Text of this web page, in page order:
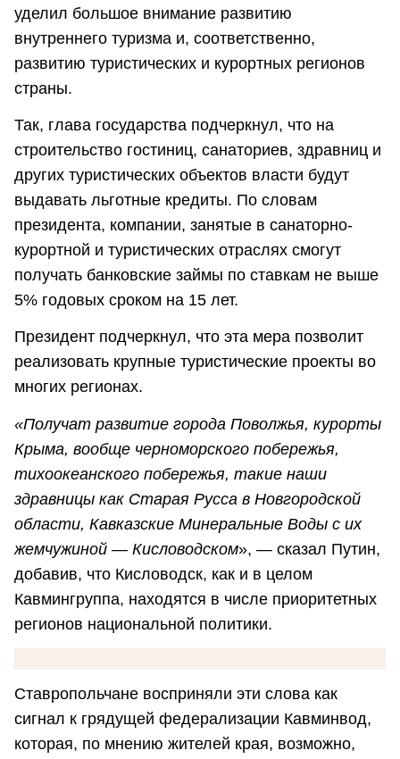
уделил большое внимание развитию
внутреннего туризма и, соответственно,
развитию туристических и курортных регионов
страны.
Так, глава государства подчеркнул, что на
строительство гостиниц, санаториев, здравниц и
других туристических объектов власти будут
выдавать льготные кредиты. По словам
президента, компании, занятые в санаторно-
курортной и туристических отраслях смогут
получать банковские займы по ставкам не выше
5% годовых сроком на 15 лет.
Президент подчеркнул, что эта мера позволит
реализовать крупные туристические проекты во
многих регионах.
«Получат развитие города Поволжья, курорты
Крыма, вообще черноморского побережья,
тихоокеанского побережья, такие наши
здравницы как Старая Русса в Новгородской
области, Кавказские Минеральные Воды с их
жемчужиной — Кисловодском», — сказал Путин,
добавив, что Кисловодск, как и в целом
Кавмингруппа, находятся в числе приоритетных
регионов национальной политики.
Ставропольчане восприняли эти слова как
сигнал к грядущей федерализации Кавминвод,
которая, по мнению жителей края, возможно,